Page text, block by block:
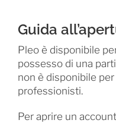
Guida
Pleo è disponibile
possesso di una
non è disponibile
professionisti.
Per aprire un